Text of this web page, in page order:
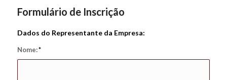
Formulário de Inscrição
Dados do Representante da Empresa:
Nome:*